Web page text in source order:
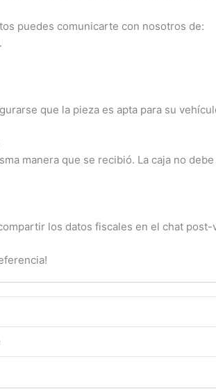
puedes comunicarte con nosotros de:
que la pieza es apta para su
manera que se recibió. La caja no
los datos fiscales en el chat